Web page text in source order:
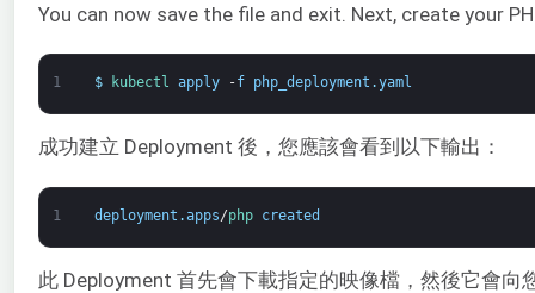
You can now save the file and exit. Next, create your
1 $ kubectl apply -f php_deployment .yaml
成功建立 Deployment 後，您應該會看到以下輸出：
1 deployment .apps/php created
此 Deployment 首先會下載指定的映像檔，然後它會向